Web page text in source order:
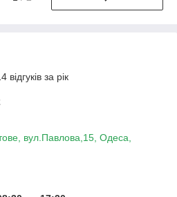
за рік
вул.Павлова,15, Одеса,